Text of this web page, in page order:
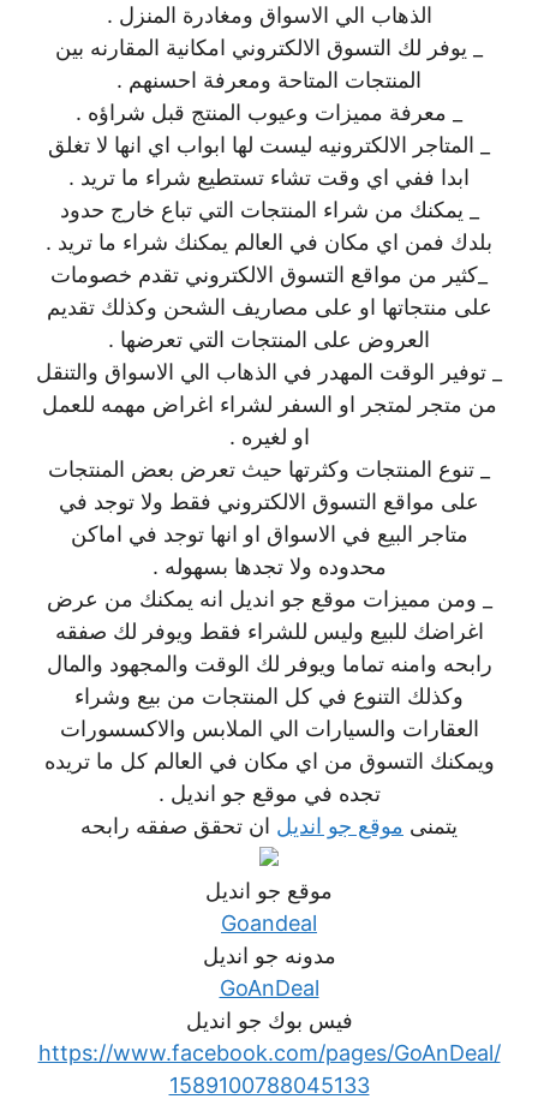
الذهاب الي الاسواق ومغادرة المنزل .
_ يوفر لك التسوق الالكتروني امكانية المقارنه بين
المنتجات المتاحة ومعرفة احسنهم .
_ معرفة مميزات وعيوب المنتج قبل شراؤه .
_ المتاجر الالكترونيه ليست لها ابواب اي انها لا تغلق
ابدا ففي اي وقت تشاء تستطيع شراء ما تريد .
_ يمكنك من شراء المنتجات التي تباع خارج حدود
بلدك فمن اي مكان في العالم يمكنك شراء ما تريد .
_كثير من مواقع التسوق الالكتروني تقدم خصومات
على منتجاتها او على مصاريف الشحن وكذلك تقديم
العروض على المنتجات التي تعرضها .
_ توفير الوقت المهدر في الذهاب الي الاسواق والتنقل
من متجر لمتجر او السفر لشراء اغراض مهمه للعمل
او لغيره .
_ تنوع المنتجات وكثرتها حيث تعرض بعض المنتجات
على مواقع التسوق الالكتروني فقط ولا توجد في
متاجر البيع في الاسواق او انها توجد في اماكن
محدوده ولا تجدها بسهوله .
_ ومن مميزات موقع جو انديل انه يمكنك من عرض
اغراضك للبيع وليس للشراء فقط ويوفر لك صفقه
رابحه وامنه تماما ويوفر لك الوقت والمجهود والمال
وكذلك التنوع في كل المنتجات من بيع وشراء
العقارات والسيارات الي الملابس والاكسسورات
ويمكنك التسوق من اي مكان في العالم كل ما تريده
تجده في موقع جو انديل .
يتمنى موقع جو انديل ان تحقق صفقه رابحه
موقع جو انديل
Goandeal
مدونه جو انديل
GoAnDeal
فيس بوك جو انديل
https://www.facebook.com/pages/GoAnDeal/
1589100788045133